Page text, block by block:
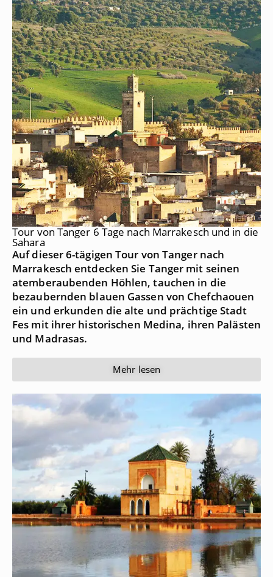
Tour von Tanger 6 Tage nach Marrakesch und in die
Sahara
Auf dieser 6-tägigen Tour von Tanger nach
Marrakesch entdecken Sie Tanger mit seinen
atemberaubenden Höhlen, tauchen in die
bezaubernden blauen Gassen von Chefchaouen
ein und erkunden die alte und prächtige Stadt
Fes mit ihrer historischen Medina, ihren Palästen
und Madrasas.
Mehr lesen